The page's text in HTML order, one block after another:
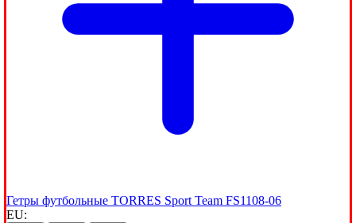
Гетры футбольные TORRES Sport Team FS1108-06
EU: